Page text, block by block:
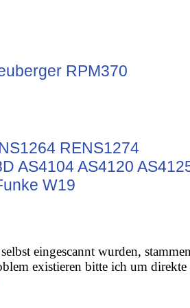
RPM370
RENS1274
AS4104 AS4120
W19
eingescannt wurden,
existieren bitte ich um direkte